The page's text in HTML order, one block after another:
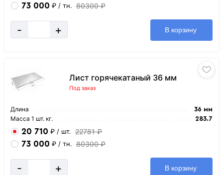
73 000 ₽ / тн. 80300 ₽
- + В корзину
Лист горячекатаный 36 мм
Под заказ
Длина 36 мм
Масса 1 шт. кг. 283.7
20 710 ₽ / шт. 22781 ₽
73 000 ₽ / тн. 80300 ₽
- + В корзину